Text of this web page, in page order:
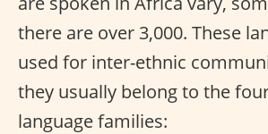
there are over 3,000. These
used for inter-ethnic
they usually belong to the
language families: